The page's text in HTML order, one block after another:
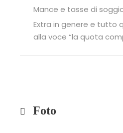
Mance e tasse di
Extra in genere e tutto
alla voce “la quota
Foto